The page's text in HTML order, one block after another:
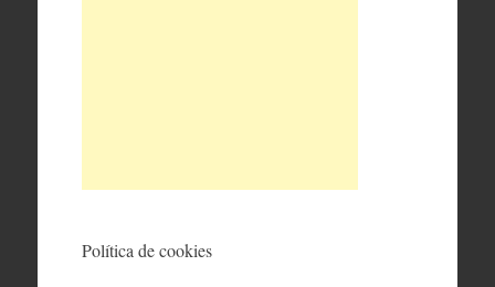
Política de cookies